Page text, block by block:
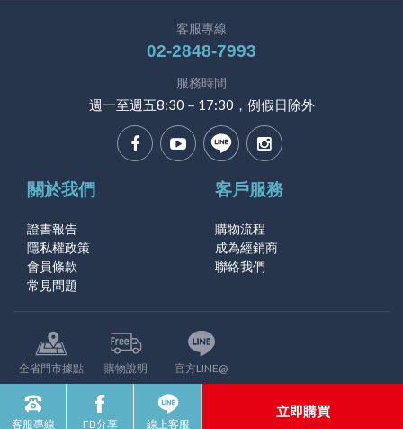
客服專線 FB分享 線上客服
立即購買
客服專線
02-2848-7993
服務時間
週一至週五8:30－17:30，例假日除外
關於我們
證書報告
隱私權政策
會員條款
常見問題
客戶服務
購物流程
成為經銷商
聯絡我們
全省門市據點 購物說明 官方LINE@
© 2026新北蘆洲福氣啦團購版權所有
網站建置 /